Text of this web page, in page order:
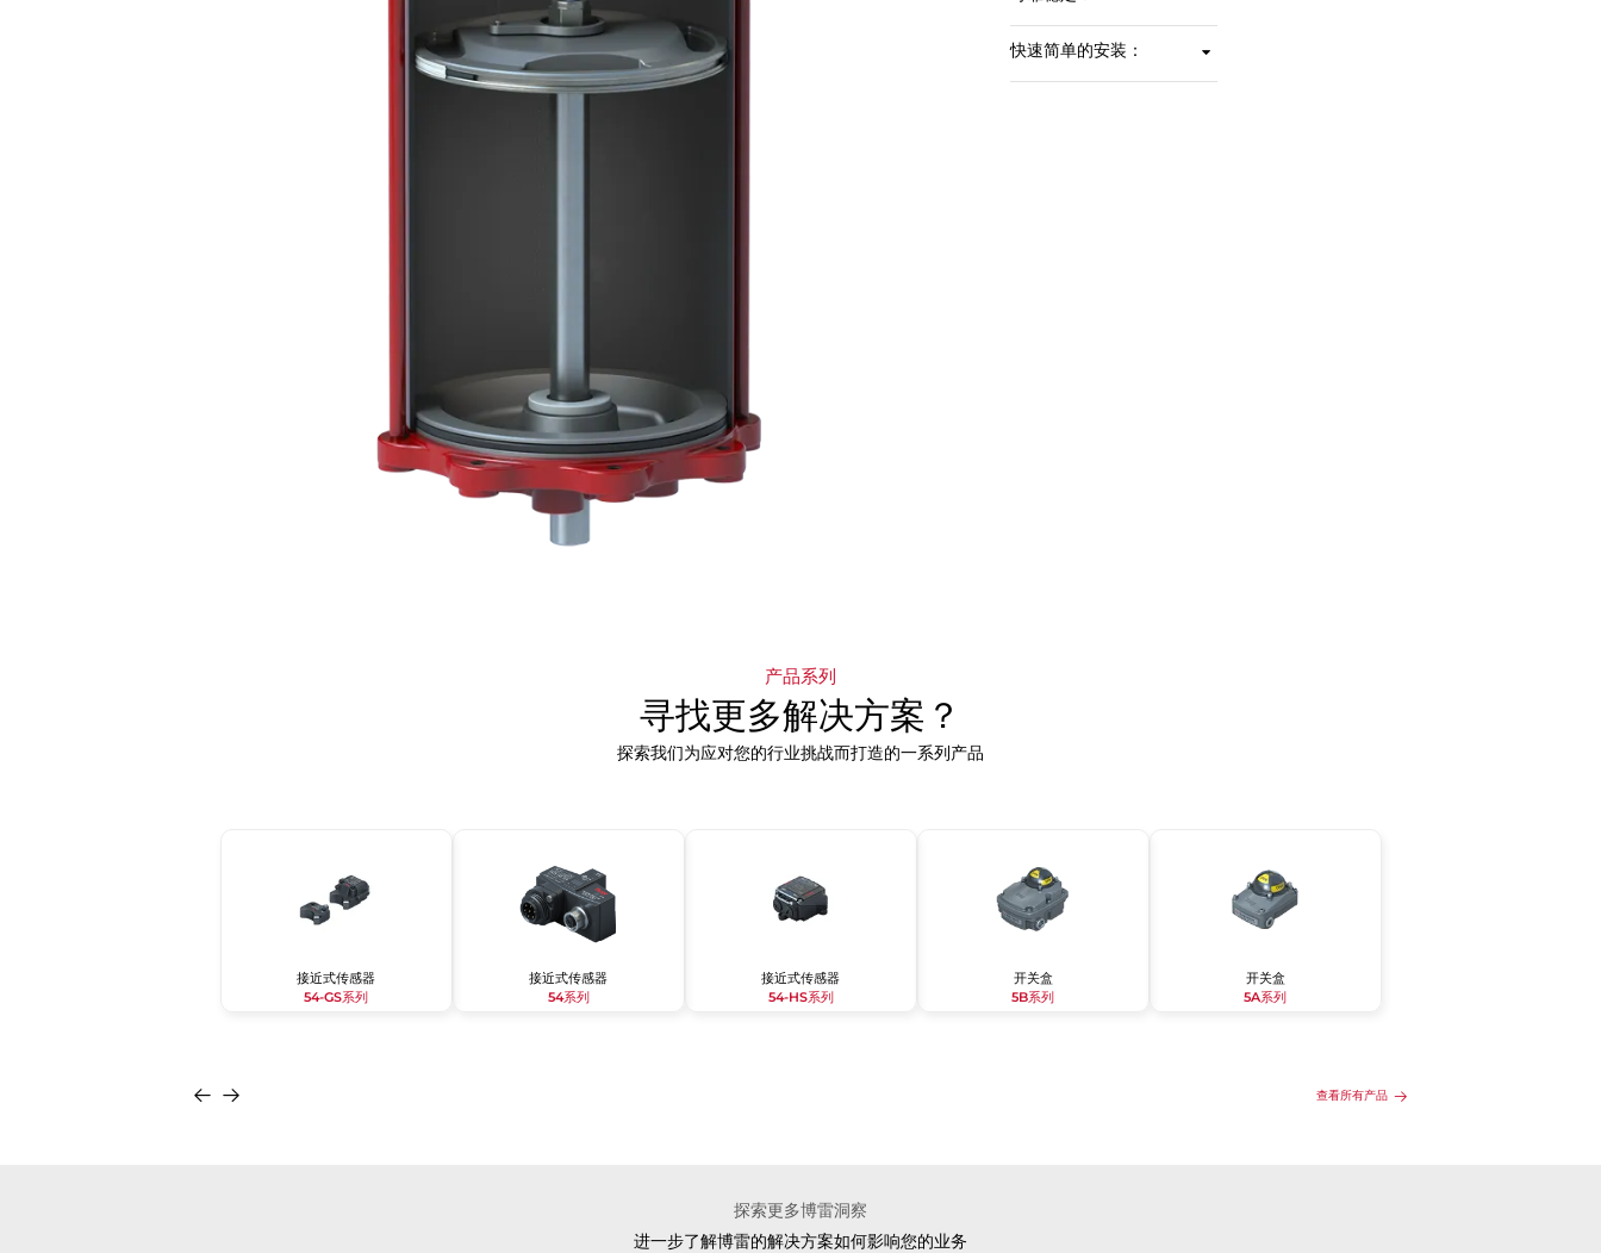
设计用于承受高振动和冲击，断电时不会丢失位置。
快速简单的安装：
易于现场改装，并可快速方便地安装在现有或旧式博雷线性执行机构上。
产品系列
寻找更多解决方案？
探索我们为应对您的行业挑战而打造的一系列产品
接近式传感器
54-GS系列
接近式传感器
54系列
接近式传感器
54-HS系列
开关盒
5B系列
开关盒
5A系列
查看所有产品
探索更多博雷洞察
进一步了解博雷的解决方案如何影响您的业务